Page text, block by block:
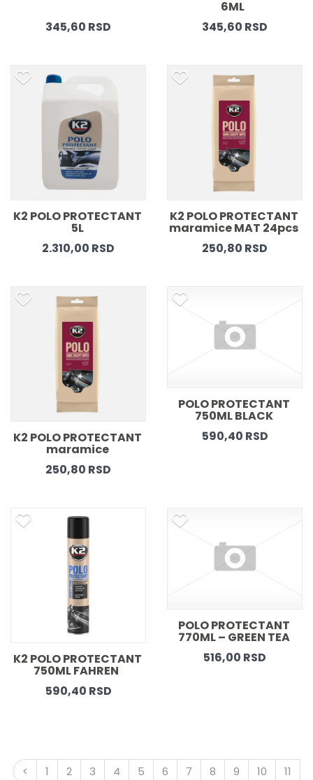
345,60 RSD
6ML
345,60 RSD
K2 POLO PROTECTANT
5L
2.310,00 RSD
K2 POLO PROTECTANT
maramice MAT 24pcs
250,80 RSD
K2 POLO PROTECTANT
maramice
250,80 RSD
POLO PROTECTANT
750ML BLACK
590,40 RSD
K2 POLO PROTECTANT
750ML FAHREN
590,40 RSD
POLO PROTECTANT
770ML – GREEN TEA
516,00 RSD
< 1 2 3 4 5 6 7 8 9 10
11